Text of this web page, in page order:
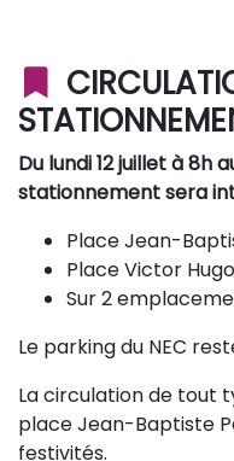
Du lundi 12 juillet à 8h
stationnement sera
Place Jean-
Place Victor Hugo
Sur 2
Le parking du NEC
La circulation de tout
place Jean-Baptiste
festivités.